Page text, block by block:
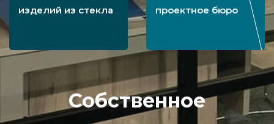
изделий из стекла
проектное бюро
Собственное